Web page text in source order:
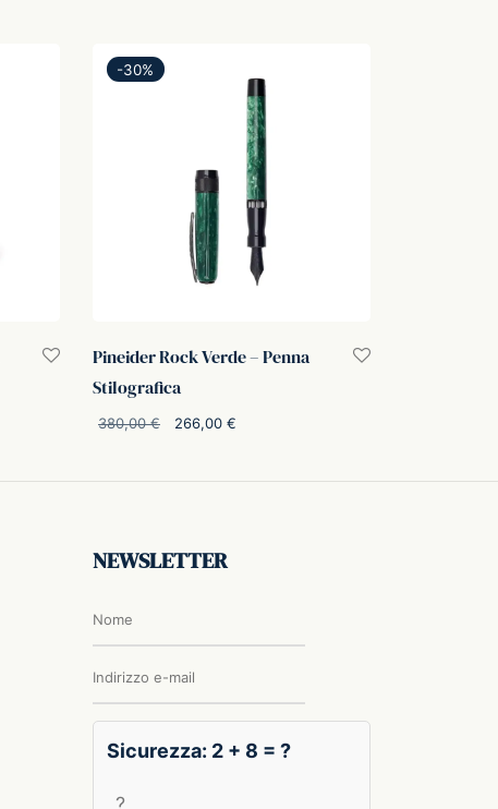
-30%
Pineider Rock Verde – Penna
Stilografica
380,00€
Il prezzo
266,00 €
NEWSLETTER
Sicurezza: 2 + 8 = ?